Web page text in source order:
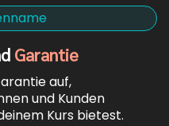
Garantie
auf,
und Kunden
Kurs bietest.